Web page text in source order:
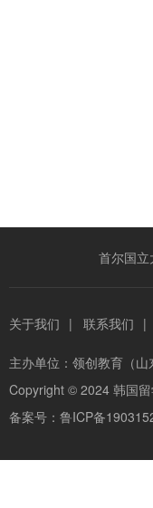
首尔国立
关于我们 | 联系我们 |
主办单位： 领创教育（山
Copyright © 2024 韩国
备案号： 鲁ICP备